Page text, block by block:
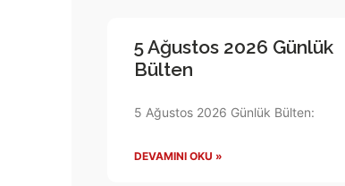
5 Ağustos 2026 Günlük
Bülten
5 Ağustos 2026 Günlük Bülten:
DEVAMINI OKU »